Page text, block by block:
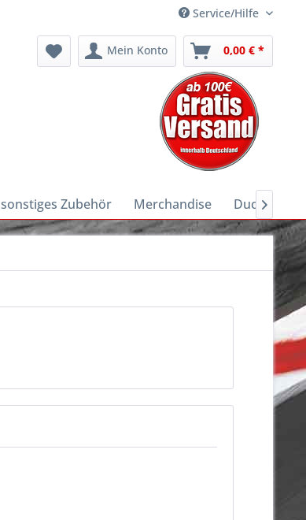
Service/Hilfe
Mein Konto 0,00 € *
sonstiges Zubehör Merchandise Ducati E-
